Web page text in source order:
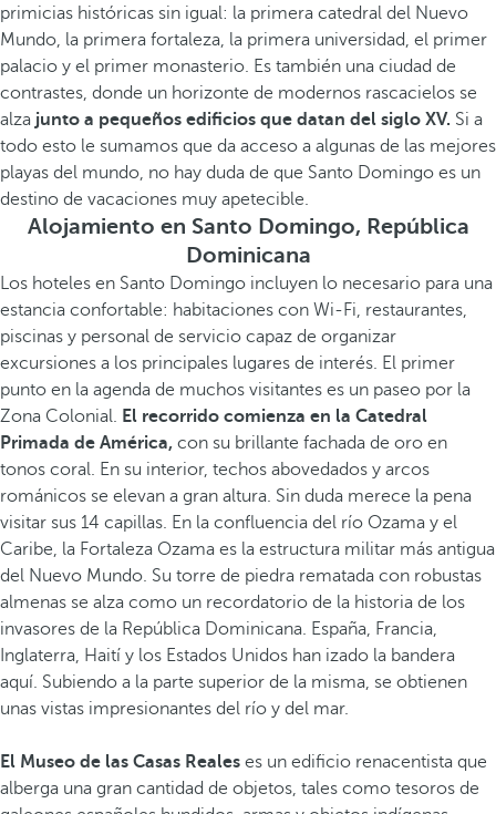
primicias históricas sin igual: la primera catedral del Nuevo
Mundo, la primera fortaleza, la primera universidad, el primer
palacio y el primer monasterio. Es también una ciudad de
contrastes, donde un horizonte de modernos rascacielos se
alza junto a pequeños edificios que datan del siglo XV. Si a
todo esto le sumamos que da acceso a algunas de las mejores
playas del mundo, no hay duda de que Santo Domingo es un
destino de vacaciones muy apetecible.
Alojamiento en Santo Domingo, República
Dominicana
Los hoteles en Santo Domingo incluyen lo necesario para una
estancia confortable: habitaciones con Wi-Fi, restaurantes,
piscinas y personal de servicio capaz de organizar
excursiones a los principales lugares de interés. El primer
punto en la agenda de muchos visitantes es un paseo por la
Zona Colonial. El recorrido comienza en la Catedral
Primada de América, con su brillante fachada de oro en
tonos coral. En su interior, techos abovedados y arcos
románicos se elevan a gran altura. Sin duda merece la pena
visitar sus 14 capillas. En la confluencia del río Ozama y el
Caribe, la Fortaleza Ozama es la estructura militar más antigua
del Nuevo Mundo. Su torre de piedra rematada con robustas
almenas se alza como un recordatorio de la historia de los
invasores de la República Dominicana. España, Francia,
Inglaterra, Haití y los Estados Unidos han izado la bandera
aquí. Subiendo a la parte superior de la misma, se obtienen
unas vistas impresionantes del río y del mar.
El Museo de las Casas Reales es un edificio renacentista que
alberga una gran cantidad de objetos, tales como tesoros de